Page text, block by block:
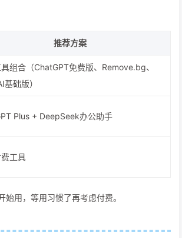
推荐方案
组合（ChatGPT免费版、Remove.bg、
基础版）
Plus + DeepSeek办公助手
工具
始用，等用习惯了再考虑付费。